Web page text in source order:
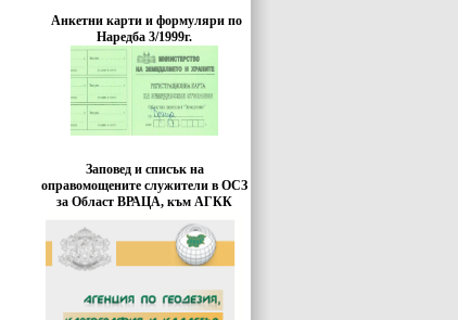
Анкетни карти и формуляри по
Наредба 3/1999г.
Заповед и списък на
оправомощените служители в ОСЗ
за Област ВРАЦА, към АГКК